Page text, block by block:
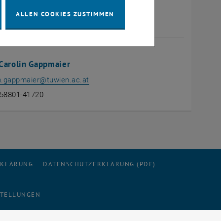
Gappmaier
@tuwien.ac.at
41720
DATENSCHUTZERKLÄRUNG (PDF)
ALLEN COOKIES ZUSTIMMEN